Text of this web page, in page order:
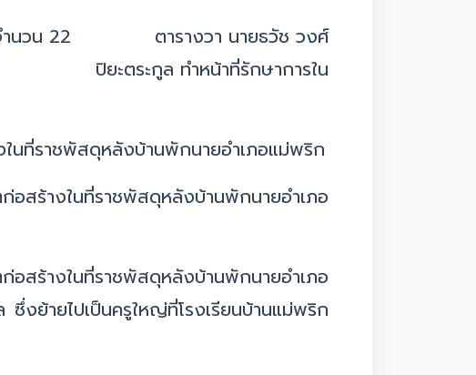
ม จำนวน 22 ตารางวา นายธวัช วงศ์
รัส ปิยะตระกูล ทำหน้าที่รักษาการใน
นที่ราชพัสดุหลังบ้านพักนายอำเภอแม่พริก
ร้างในที่ราชพัสดุหลังบ้านพักนายอำเภอ
ร้างในที่ราชพัสดุหลังบ้านพักนายอำเภอ
ย้ายไปเป็นครูใหญ่ที่โรงเรียนบ้านแม่พริก